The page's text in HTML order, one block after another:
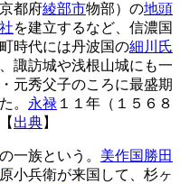
都府綾部市物部）の地頭
を建立するなど、信濃国
時代には丹波国の細川氏
諏訪城や浅根山城にも一
元秀父子のころに最盛期
。 永禄 １１年（１５６８
出典】
の一族という。 美作国勝田
小兵衛が来国して、杉ヶ